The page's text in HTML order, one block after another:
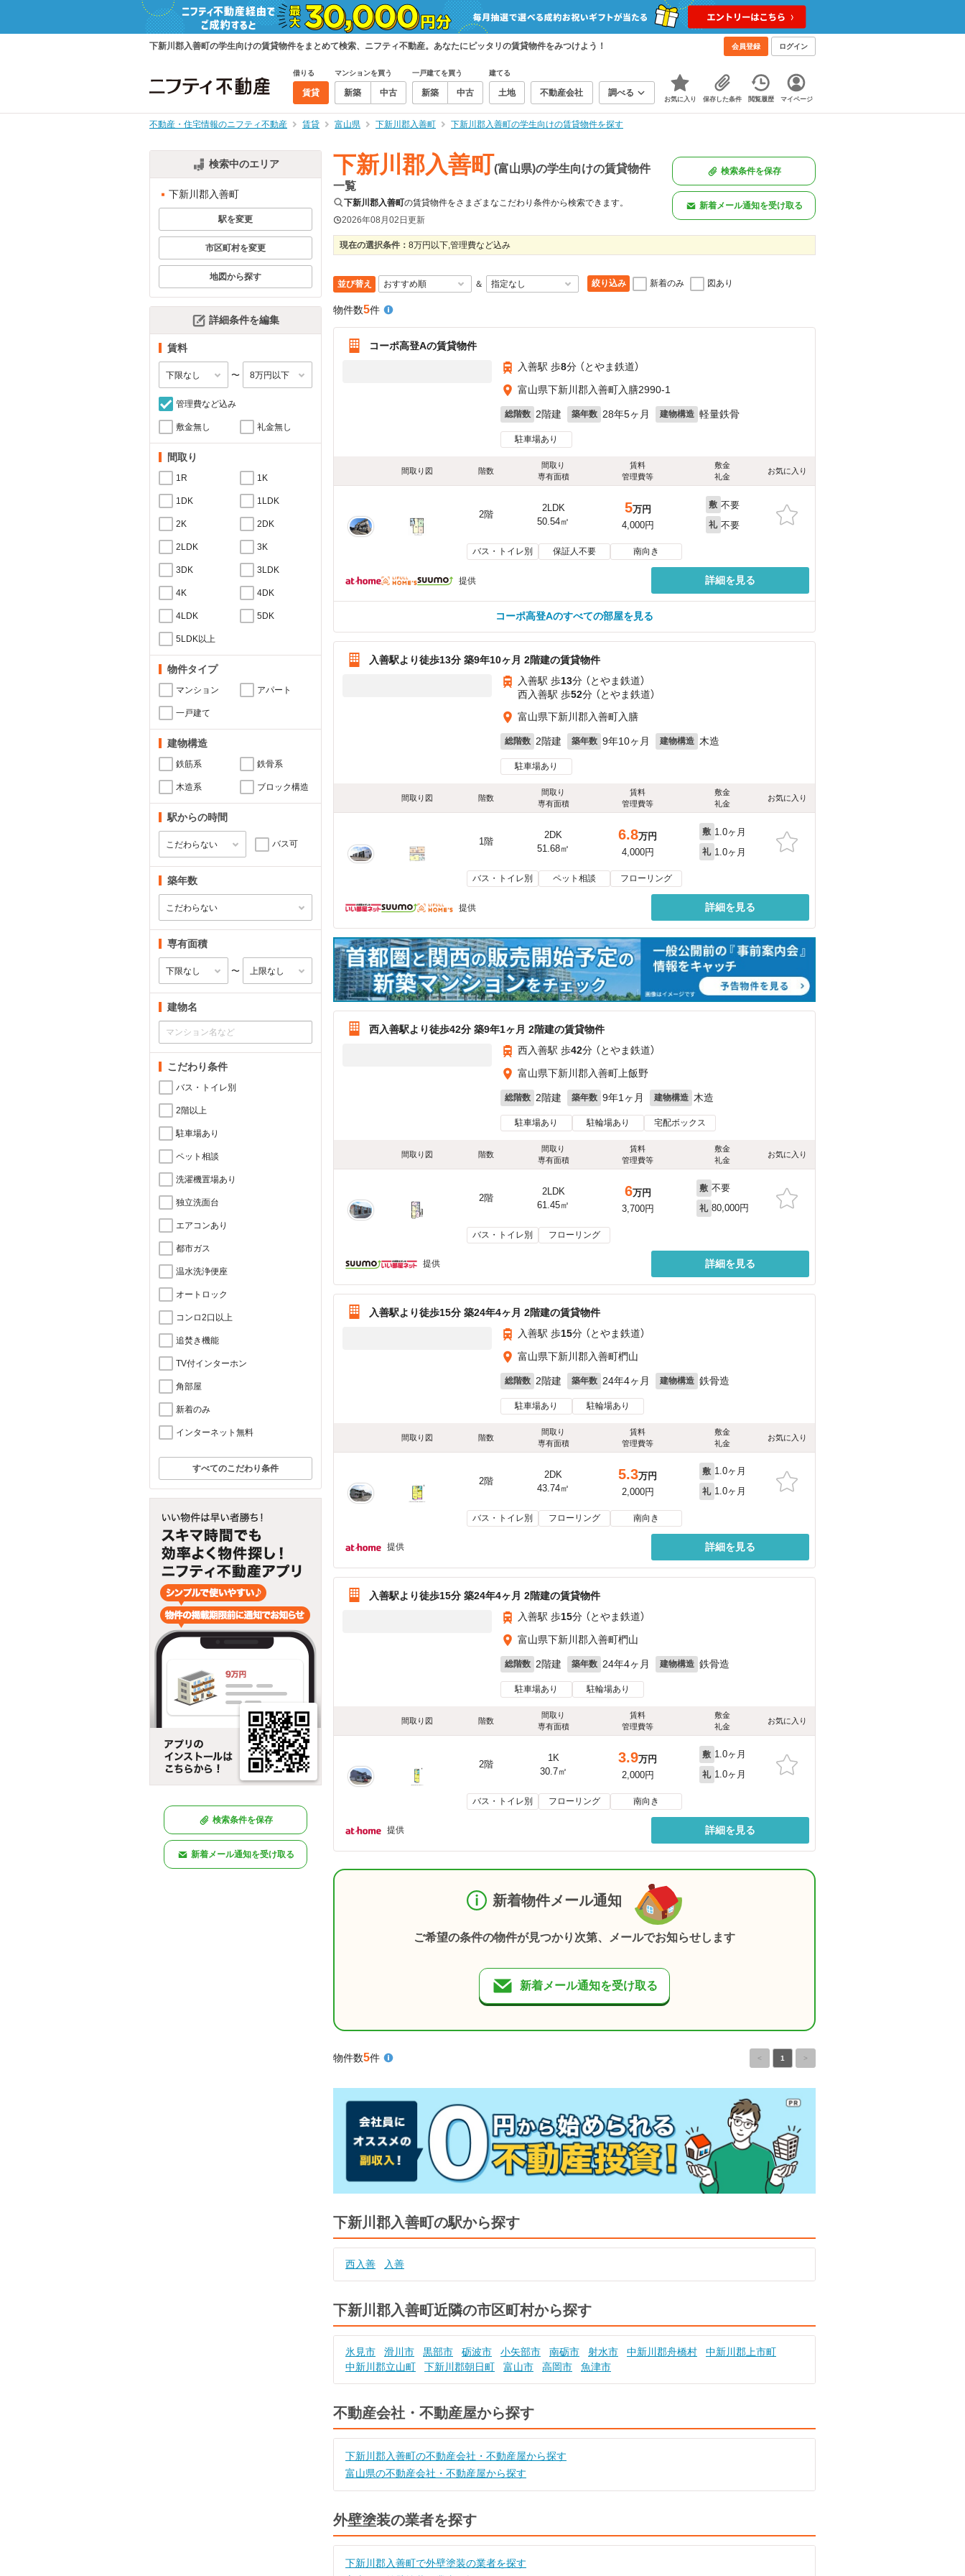
下新川郡入善町の学生向けの賃貸物件をまとめて検索、ニフティ不動産。あなたにピッタリの賃貸物件をみつけよう！ 会員登録 ログイン
借りる
賃貸
マンションを買う
新築 中古
一戸建てを買う
新築 中古
建てる
土地 不動産会社 調べる
お気に入り 保存した条件 閲覧履歴 マイページ
不動産・住宅情報のニフティ不動産 賃貸 富山県 下新川郡入善町 下新川郡入善町の学生向けの賃貸物件を探す
検索中のエリア
下新川郡入善町
駅を変更
市区町村を変更
地図から探す
詳細条件を編集
賃料
〜
管理費など込み
敷金無し 礼金無し
間取り
1R 1K
1DK 1LDK
2K 2DK
2LDK 3K
3DK 3LDK
4K 4DK
4LDK 5DK
5LDK以上
物件タイプ
マンション アパート
一戸建て
建物構造
鉄筋系 鉄骨系
木造系 ブロック構造
駅からの時間
バス可
築年数
専有面積
〜
建物名
こだわり条件
バス・トイレ別
2階以上
駐車場あり
ペット相談
洗濯機置場あり
独立洗面台
エアコンあり
都市ガス
温水洗浄便座
オートロック
コンロ2口以上
追焚き機能
TV付インターホン
角部屋
新着のみ
インターネット無料
すべてのこだわり条件
検索条件を保存
新着メール通知を受け取る
下新川郡入善町(富山県)の学生向けの賃貸物件
一覧
下新川郡入善町の賃貸物件をさまざまなこだわり条件から検索できます。
2026年08月02日更新
検索条件を保存
新着メール通知を受け取る
現在の選択条件： 8万円以下,管理費など込み
並び替え ＆ 絞り込み 新着のみ 図あり
物件数5件
コーポ高登Aの賃貸物件
入善駅 歩8分 （とやま鉄道）
富山県下新川郡入善町入膳2990-1
総階数 2階建 築年数 28年5ヶ月 建物構造 軽量鉄骨
駐車場あり
間取り図 階数
間取り
専有面積
賃料
管理費等
敷金
礼金
お気に入り
2階
2LDK
50.54㎡
5万円
4,000円
敷 不要
礼 不要
バス・トイレ別 保証人不要 南向き
提供 詳細を見る
コーポ高登Aのすべての部屋を見る
入善駅より徒歩13分 築9年10ヶ月 2階建の賃貸物件
入善駅 歩13分 （とやま鉄道）
西入善駅 歩52分 （とやま鉄道）
富山県下新川郡入善町入膳
総階数 2階建 築年数 9年10ヶ月 建物構造 木造
駐車場あり
間取り図 階数
間取り
専有面積
賃料
管理費等
敷金
礼金
お気に入り
1階
2DK
51.68㎡
6.8万円
4,000円
敷 1.0ヶ月
礼 1.0ヶ月
バス・トイレ別 ペット相談 フローリング
提供 詳細を見る
西入善駅より徒歩42分 築9年1ヶ月 2階建の賃貸物件
西入善駅 歩42分 （とやま鉄道）
富山県下新川郡入善町上飯野
総階数 2階建 築年数 9年1ヶ月 建物構造 木造
駐車場あり 駐輪場あり 宅配ボックス
間取り図 階数
間取り
専有面積
賃料
管理費等
敷金
礼金
お気に入り
2階
2LDK
61.45㎡
6万円
3,700円
敷 不要
礼 80,000円
バス・トイレ別 フローリング
提供 詳細を見る
入善駅より徒歩15分 築24年4ヶ月 2階建の賃貸物件
入善駅 歩15分 （とやま鉄道）
富山県下新川郡入善町椚山
総階数 2階建 築年数 24年4ヶ月 建物構造 鉄骨造
駐車場あり 駐輪場あり
間取り図 階数
間取り
専有面積
賃料
管理費等
敷金
礼金
お気に入り
2階
2DK
43.74㎡
5.3万円
2,000円
敷 1.0ヶ月
礼 1.0ヶ月
バス・トイレ別 フローリング 南向き
提供 詳細を見る
入善駅より徒歩15分 築24年4ヶ月 2階建の賃貸物件
入善駅 歩15分 （とやま鉄道）
富山県下新川郡入善町椚山
総階数 2階建 築年数 24年4ヶ月 建物構造 鉄骨造
駐車場あり 駐輪場あり
間取り図 階数
間取り
専有面積
賃料
管理費等
敷金
礼金
お気に入り
2階
1K
30.7㎡
3.9万円
2,000円
敷 1.0ヶ月
礼 1.0ヶ月
バス・トイレ別 フローリング 南向き
提供 詳細を見る
新着物件メール通知
ご希望の条件の物件が見つかり次第、メールでお知らせします
新着メール通知を受け取る
物件数5件 < 1 >
下新川郡入善町の駅から探す
西入善 入善
下新川郡入善町近隣の市区町村から探す
氷見市 滑川市 黒部市 砺波市 小矢部市 南砺市 射水市 中新川郡舟橋村
中新川郡上市町
中新川郡立山町
下新川郡朝日町 富山市 高岡市 魚津市
不動産会社・不動産屋から探す
下新川郡入善町の不動産会社・不動産屋から探す
富山県の不動産会社・不動産屋から探す
外壁塗装の業者を探す
下新川郡入善町で外壁塗装の業者を探す